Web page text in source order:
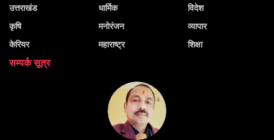
उत्तराखंड
कृषि
केरियर
धार्मिक
मनोरंजन
महाराष्ट्र
विदेश
व्यापार
शिक्षा
सम्पर्क सूत्र